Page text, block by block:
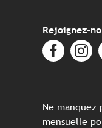
Rejoignez-
Ne manquez
mensuelle